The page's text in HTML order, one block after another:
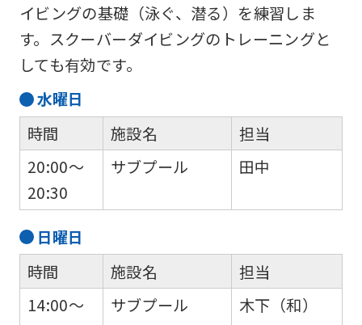
イビングの基礎（泳ぐ、潜る）を練習しま
す。スクーバーダイビングのトレーニングと
しても有効です。
水曜日
時間
20:00～
20:30
施設名
サブプール
担当
田中
日曜日
時間
14:00～
施設名
サブプール
担当
木下（和）